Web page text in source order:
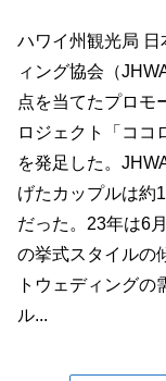
ハワイ州観光局
ィング協会（
点を当てたプロモ
ロジェクト「ココ
を発⾜した。
げたカップルは約
だった。23年は6
の挙式スタイルの
トウェディング
ル...